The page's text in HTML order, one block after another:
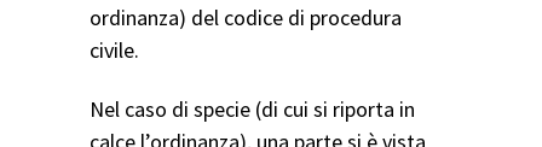
ordinanza) del codice di procedura
civile.
Nel caso di specie (di cui si riporta in
calce l’ordinanza), una parte si è vista